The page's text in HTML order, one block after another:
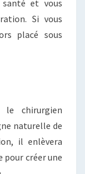
et vous
Si vous
placé sous
le chirurgien
naturelle de
il enlèvera
pour créer une